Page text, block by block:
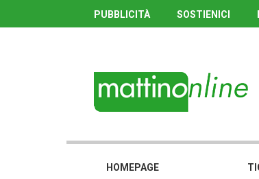
PUBBLICITÀ SOSTIENICI
HOMEPAGE